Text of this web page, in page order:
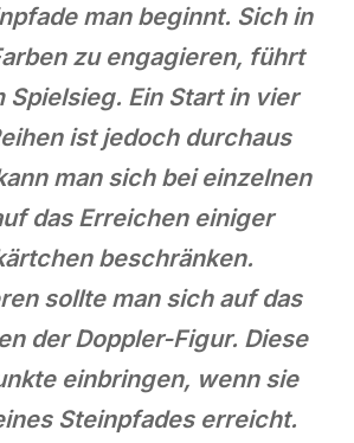
man beginnt. Sich in
zu engagieren, führt
Spielsieg. Ein Start in vier
ist jedoch durchaus
man sich bei einzelnen
das Erreichen einiger
beschränken.
sollte man sich auf das
der Doppler-Figur. Diese
einbringen, wenn sie
Steinpfades erreicht.